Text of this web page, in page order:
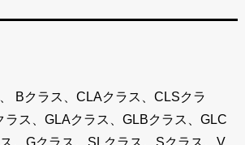
Bクラス、CLAクラス、CLSクラ
ラス、GLAクラス、GLBクラス、GLC